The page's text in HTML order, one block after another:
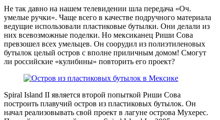
Не так давно на нашем телевидении шла передача «Оч.
умелые ручки». Чаще всего в качестве подручного материала
ведущие использовали пластиковые бутылки. Они делали из
них всевозможные поделки. Но мексиканец Риши Сова
превзошел всех умельцев. Он соорудил из полиэтиленовых
бутылок целый остров с вполне приличным домом! Смогут
ли российские «кулибины» повторить его проект?
Spiral Island II является второй попыткой Риши Сова
построить плавучий остров из пластиковых бутылок. Он
начал реализовывать свой проект в лагуне острова Мухерес.